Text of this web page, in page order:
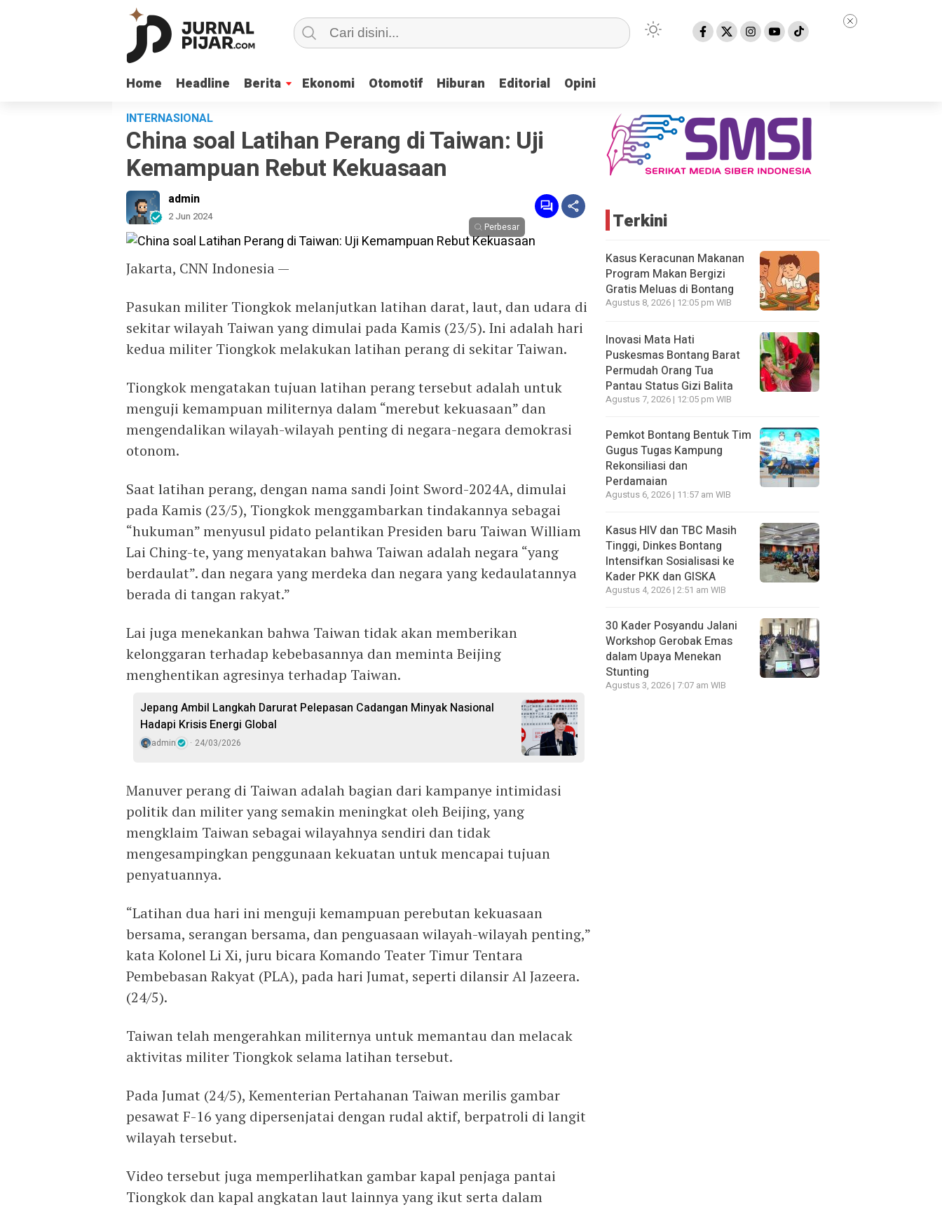
Home Headline Berita Ekonomi Otomotif Hiburan Editorial Opini
Home Headline Berita Ekonomi Otomotif Hiburan Editorial Opini
INTERNASIONAL
China soal Latihan Perang di Taiwan: Uji
Kemampuan Rebut Kekuasaan
admin
2 Jun 2024
Perbesar
Jakarta, CNN Indonesia —
Pasukan militer Tiongkok melanjutkan latihan darat, laut, dan udara di
sekitar wilayah Taiwan yang dimulai pada Kamis (23/5). Ini adalah hari
kedua militer Tiongkok melakukan latihan perang di sekitar Taiwan.
Tiongkok mengatakan tujuan latihan perang tersebut adalah untuk
menguji kemampuan militernya dalam “merebut kekuasaan” dan
mengendalikan wilayah-wilayah penting di negara-negara demokrasi
otonom.
Saat latihan perang, dengan nama sandi Joint Sword-2024A, dimulai
pada Kamis (23/5), Tiongkok menggambarkan tindakannya sebagai
“hukuman” menyusul pidato pelantikan Presiden baru Taiwan William
Lai Ching-te, yang menyatakan bahwa Taiwan adalah negara “yang
berdaulat”. dan negara yang merdeka dan negara yang kedaulatannya
berada di tangan rakyat.”
Lai juga menekankan bahwa Taiwan tidak akan memberikan
kelonggaran terhadap kebebasannya dan meminta Beijing
menghentikan agresinya terhadap Taiwan.
Jepang Ambil Langkah Darurat Pelepasan Cadangan Minyak Nasional
Hadapi Krisis Energi Global
admin 24/03/2026
Manuver perang di Taiwan adalah bagian dari kampanye intimidasi
politik dan militer yang semakin meningkat oleh Beijing, yang
mengklaim Taiwan sebagai wilayahnya sendiri dan tidak
mengesampingkan penggunaan kekuatan untuk mencapai tujuan
penyatuannya.
“Latihan dua hari ini menguji kemampuan perebutan kekuasaan
bersama, serangan bersama, dan penguasaan wilayah-wilayah penting,”
kata Kolonel Li Xi, juru bicara Komando Teater Timur Tentara
Pembebasan Rakyat (PLA), pada hari Jumat, seperti dilansir Al Jazeera.
(24/5).
Taiwan telah mengerahkan militernya untuk memantau dan melacak
aktivitas militer Tiongkok selama latihan tersebut.
Pada Jumat (24/5), Kementerian Pertahanan Taiwan merilis gambar
pesawat F-16 yang dipersenjatai dengan rudal aktif, berpatroli di langit
wilayah tersebut.
Video tersebut juga memperlihatkan gambar kapal penjaga pantai
Tiongkok dan kapal angkatan laut lainnya yang ikut serta dalam
Terkini
Kasus Keracunan Makanan
Program Makan Bergizi
Gratis Meluas di Bontang
Agustus 8, 2026 | 12:05 pm WIB
Inovasi Mata Hati
Puskesmas Bontang Barat
Permudah Orang Tua
Pantau Status Gizi Balita
Agustus 7, 2026 | 12:05 pm WIB
Pemkot Bontang Bentuk Tim
Gugus Tugas Kampung
Rekonsiliasi dan
Perdamaian
Agustus 6, 2026 | 11:57 am WIB
Kasus HIV dan TBC Masih
Tinggi, Dinkes Bontang
Intensifkan Sosialisasi ke
Kader PKK dan GISKA
Agustus 4, 2026 | 2:51 am WIB
30 Kader Posyandu Jalani
Workshop Gerobak Emas
dalam Upaya Menekan
Stunting
Agustus 3, 2026 | 7:07 am WIB